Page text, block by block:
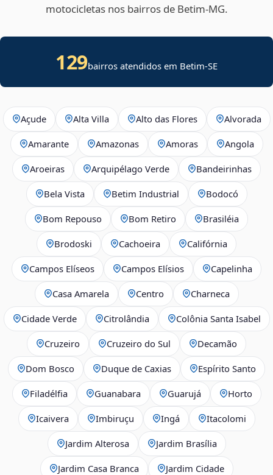
motocicletas nos bairros de Betim‑MG.
129bairros atendidos em Betim-SE
Açude Alta Villa Alto das Flores Alvorada
Amarante Amazonas Amoras Angola
Aroeiras Arquipélago Verde Bandeirinhas
Bela Vista Betim Industrial Bodocó
Bom Repouso Bom Retiro Brasiléia
Brodoski Cachoeira Califórnia
Campos Elíseos Campos Elísios Capelinha
Casa Amarela Centro Charneca
Cidade Verde Citrolândia Colônia Santa Isabel
Cruzeiro Cruzeiro do Sul Decamão
Dom Bosco Duque de Caxias Espírito Santo
Filadélfia Guanabara Guarujá Horto
Icaivera Imbiruçu Ingá Itacolomi
Jardim Alterosa Jardim Brasília
Jardim Casa Branca Jardim Cidade